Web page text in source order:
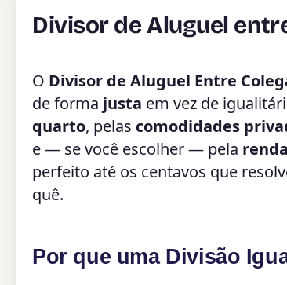
Divisor de Aluguel
O Divisor de Aluguel Entre
de forma justa em vez de
quarto, pelas comodidades
e — se você escolher — pela renda
perfeito até os centavos que
quê.
Por que uma Divisão